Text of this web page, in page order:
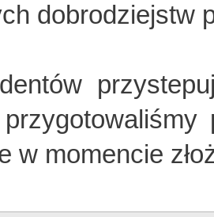
dobrodziejstw
w momencie